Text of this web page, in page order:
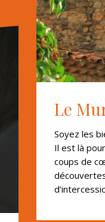
Le
Soyez les
Il est là
coups de